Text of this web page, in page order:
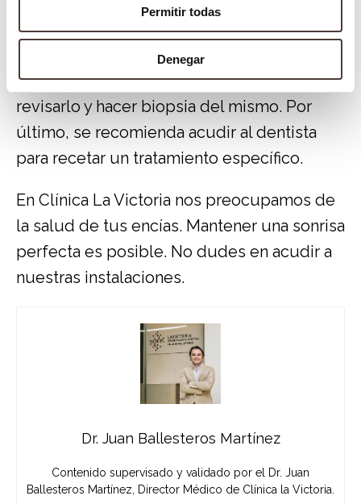
Permitir todas
Denegar
carácter maligno. Sin embargo, en caso de
que el dentista considere, tomará una
muestra del tejido de su encía para
revisarlo y hacer biopsia del mismo. Por
último, se recomienda acudir al dentista
para recetar un tratamiento específico.
En Clínica La Victoria nos preocupamos de
la salud de tus encías. Mantener una sonrisa
perfecta es posible. No dudes en acudir a
nuestras instalaciones.
Dr. Juan Ballesteros Martínez
Contenido supervisado y validado por el Dr. Juan
Ballesteros Martínez, Director Médico de Clínica la Victoria.